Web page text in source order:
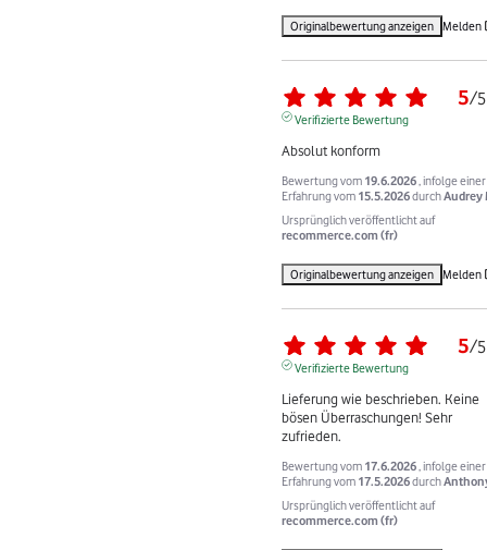
Originalbewertung anzeigen Melden
5/5
Verifizierte Bewertung
Absolut konform
Bewertung vom 19.6.2026 , infolge einer
Erfahrung vom 15.5.2026durchAudrey
Ursprünglich veröffentlicht auf
recommerce.com (fr)
Originalbewertung anzeigen Melden
5/5
Verifizierte Bewertung
Lieferung wie beschrieben. Keine
bösen Überraschungen! Sehr
zufrieden.
Bewertung vom 17.6.2026 , infolge einer
Erfahrung vom 17.5.2026durch
Ursprünglich veröffentlicht auf
recommerce.com (fr)